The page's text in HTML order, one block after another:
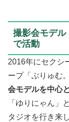
撮影会モデル
で活動
2016年にセクシ
ープ「ぷりゅむ
会モデルを中心
「ゆりにゃん」
タジオを行き来